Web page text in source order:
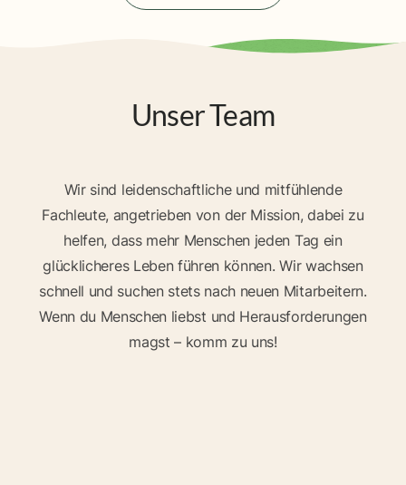
Unser Team
Wir sind leidenschaftliche und mitfühlende
Fachleute, angetrieben von der Mission, dabei zu
helfen, dass mehr Menschen jeden Tag ein
glücklicheres Leben führen können. Wir wachsen
schnell und suchen stets nach neuen Mitarbeitern.
Wenn du Menschen liebst und Herausforderungen
magst – komm zu uns!